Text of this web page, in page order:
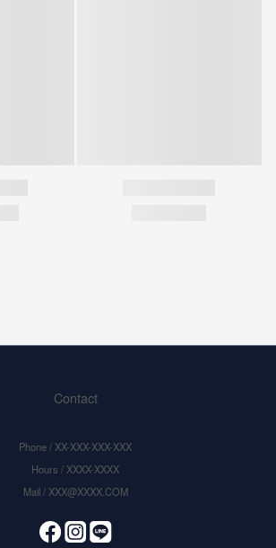
Contact
Phone / XX-XXX-XXX-XXX
Hours / XXXX-XXXX
Mail / XXX@XXXX.COM